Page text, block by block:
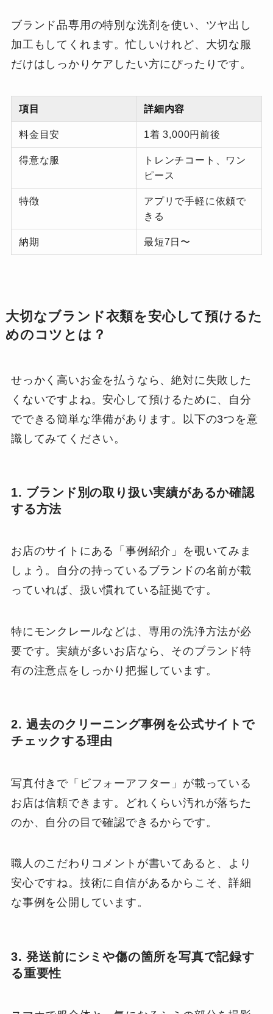
ブランド品専用の特別な洗剤を使い、ツヤ出し
加工もしてくれます。忙しいけれど、大切な服
だけはしっかりケアしたい方にぴったりです。
項目 詳細内容
料金目安 1着 3,000円前後
得意な服
トレンチコート、ワン
ピース
特徴
アプリで手軽に依頼で
きる
納期 最短7日〜
大切なブランド衣類を安心して預けるた
めのコツとは？
せっかく高いお金を払うなら、絶対に失敗した
くないですよね。安心して預けるために、自分
でできる簡単な準備があります。以下の3つを意
識してみてください。
1. ブランド別の取り扱い実績があるか確認
する方法
お店のサイトにある「事例紹介」を覗いてみま
しょう。自分の持っているブランドの名前が載
っていれば、扱い慣れている証拠です。
特にモンクレールなどは、専用の洗浄方法が必
要です。実績が多いお店なら、そのブランド特
有の注意点をしっかり把握しています。
2. 過去のクリーニング事例を公式サイトで
チェックする理由
写真付きで「ビフォーアフター」が載っている
お店は信頼できます。どれくらい汚れが落ちた
のか、自分の目で確認できるからです。
職人のこだわりコメントが書いてあると、より
安心ですね。技術に自信があるからこそ、詳細
な事例を公開しています。
3. 発送前にシミや傷の箇所を写真で記録す
る重要性